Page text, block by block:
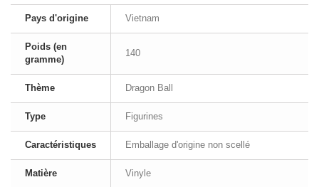
Pays d'origine Vietnam
Poids (en
gramme)
140
Thème Dragon Ball
Type Figurines
Caractéristiques Emballage d'origine non scellé
Matière Vinyle